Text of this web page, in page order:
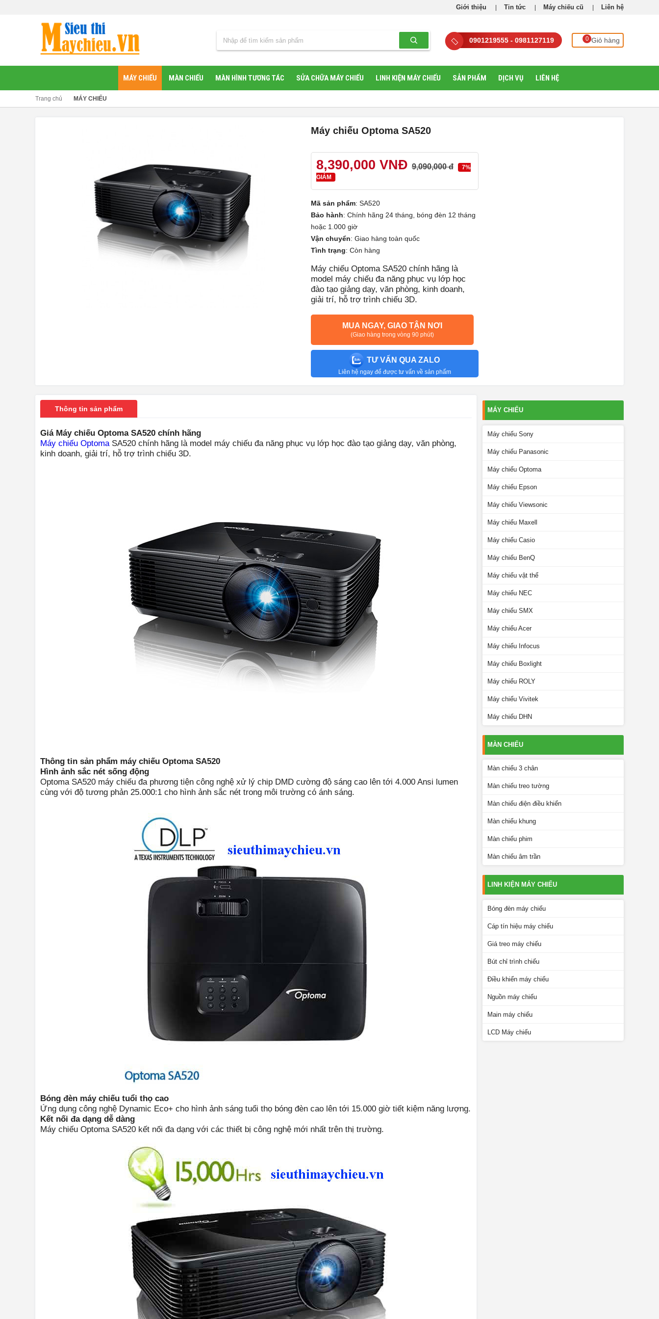
Giới thiệu Tin tức Máy chiếu cũ Liên hệ
0901219555 - 0981127119 0 Giỏ hàng
MÁY CHIẾU MÀN CHIẾU MÀN HÌNH TƯƠNG TÁC SỬA CHỮA MÁY CHIẾU LINH KIỆN MÁY CHIẾU SẢN PHẨM DỊCH VỤ LIÊN HỆ
Trang chủ MÁY CHIẾU
Máy chiếu Optoma SA520
8,390,000 VNĐ9,090,000 đ
7%
GIẢM
Mã sản phẩm: SA520
Bảo hành: Chính hãng 24 tháng, bóng đèn 12 tháng
hoặc 1.000 giờ
Vận chuyển: Giao hàng toàn quốc
Tình trạng: Còn hàng
Máy chiếu Optoma SA520 chính hãng là
model máy chiếu đa năng phục vụ lớp học
đào tạo giảng dạy, văn phòng, kinh doanh,
giải trí, hỗ trợ trình chiếu 3D.
MUA NGAY, GIAO TẬN NƠI
(Giao hàng trong vòng 90 phút)
TƯ VẤN QUA ZALO
Liên hệ ngay để được tư vấn về sản phẩm
Thông tin sản phẩm
Giá Máy chiếu Optoma SA520 chính hãng
Máy chiếu Optoma SA520 chính hãng là model máy chiếu đa năng phục vụ lớp học đào tạo giảng dạy, văn phòng,
kinh doanh, giải trí, hỗ trợ trình chiếu 3D.
Thông tin sản phẩm máy chiếu Optoma SA520
Hình ảnh sắc nét sống động
Optoma SA520 máy chiếu đa phương tiện công nghệ xử lý chip DMD cường độ sáng cao lên tới 4.000 Ansi lumen
cùng với độ tương phản 25.000:1 cho hình ảnh sắc nét trong môi trường có ánh sáng.
Bóng đèn máy chiếu tuổi thọ cao
Ứng dụng công nghệ Dynamic Eco+ cho hình ảnh sáng tuổi thọ bóng đèn cao lên tới 15.000 giờ tiết kiệm năng lượng.
Kết nối đa dạng dễ dàng
Máy chiếu Optoma SA520 kết nối đa dạng với các thiết bị công nghệ mới nhất trên thị trường.
MÁY CHIẾU
Máy chiếu Sony
Máy chiếu Panasonic
Máy chiếu Optoma
Máy chiếu Epson
Máy chiếu Viewsonic
Máy chiếu Maxell
Máy chiếu Casio
Máy chiếu BenQ
Máy chiếu vật thể
Máy chiếu NEC
Máy chiếu SMX
Máy chiếu Acer
Máy chiếu Infocus
Máy chiếu Boxlight
Máy chiếu ROLY
Máy chiếu Vivitek
Máy chiếu DHN
MÀN CHIẾU
Màn chiếu 3 chân
Màn chiếu treo tường
Màn chiếu điện điều khiển
Màn chiếu khung
Màn chiếu phim
Màn chiếu âm trần
LINH KIỆN MÁY CHIẾU
Bóng đèn máy chiếu
Cáp tín hiệu máy chiếu
Giá treo máy chiếu
Bút chỉ trình chiếu
Điều khiển máy chiếu
Nguồn máy chiếu
Main máy chiếu
LCD Máy chiếu